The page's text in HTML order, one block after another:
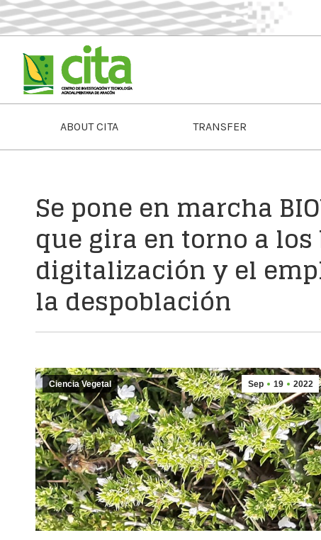
ABOUT CITA TRANSFER
Se pone en marcha
que gira en torno a
digitalización y el
la despoblación
Sep 19 2022
Ciencia Vegetal